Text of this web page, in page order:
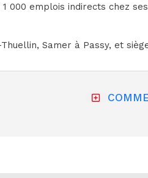
000 emplois indirects chez
Samer à Passy, et